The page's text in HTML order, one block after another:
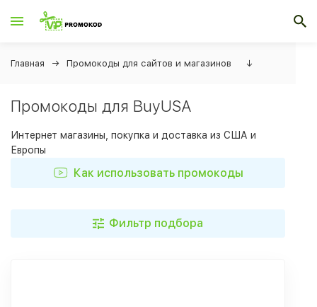
Главная Промокоды для сайтов и магазинов ↓
Промокоды для BuyUSA
Интернет магазины, покупка и доставка из США и
Европы
Как использовать промокоды
Фильтр подбора